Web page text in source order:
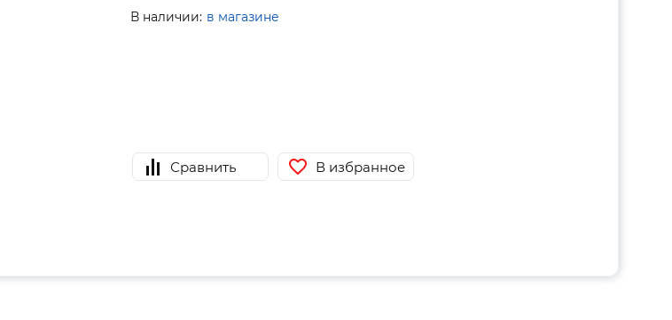
В наличии: в магазине
Сравнить В избранное